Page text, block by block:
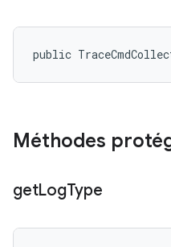
public
Méthodes
getLogType